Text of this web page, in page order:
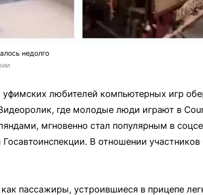
недолго
уфимских любителей компьютерных игр
где молодые люди играют в
мгновенно стал популярным в
Госавтоинспекции. В отношении
пассажиры, устроившиеся в прицепе